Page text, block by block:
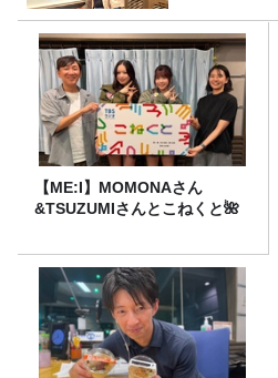
【ME:I】MOMONAさん
&TSUZUMIさんとこねくと🌺